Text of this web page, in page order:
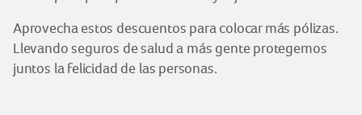
Aprovecha estos descuentos para colocar más pólizas.
Llevando seguros de salud a más gente protegemos
juntos la felicidad de las personas.